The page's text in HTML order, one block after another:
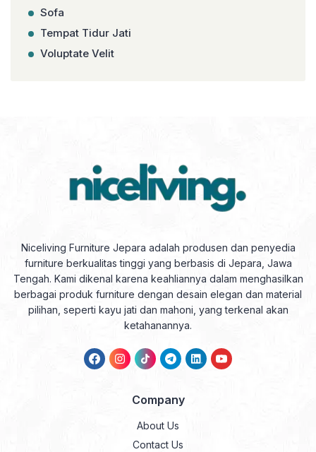
Sofa
Tempat Tidur Jati
Voluptate Velit
Niceliving Furniture Jepara adalah produsen dan penyedia
furniture berkualitas tinggi yang berbasis di Jepara, Jawa
Tengah. Kami dikenal karena keahliannya dalam menghasilkan
berbagai produk furniture dengan desain elegan dan material
pilihan, seperti kayu jati dan mahoni, yang terkenal akan
ketahanannya.
Company
About Us
Contact Us